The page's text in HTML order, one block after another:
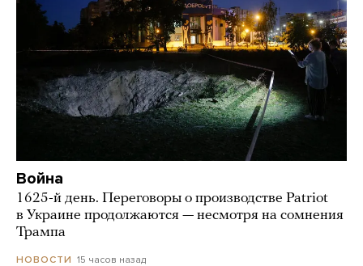
Война
1625-й день. Переговоры о производстве Patriot
в Украине продолжаются — несмотря на сомнения
Трампа
НОВОСТИ 15 часов назад